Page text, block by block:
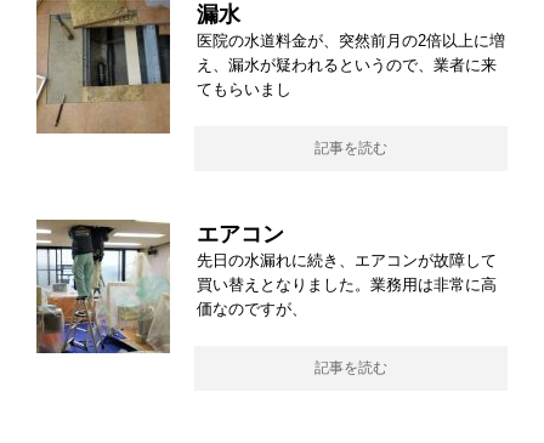
漏水
医院の水道料金が、突然前月の2倍以上に増
え、漏水が疑われるというので、業者に来
てもらいまし
記事を読む
エアコン
先日の水漏れに続き、エアコンが故障して
買い替えとなりました。業務用は非常に高
価なのですが、
記事を読む